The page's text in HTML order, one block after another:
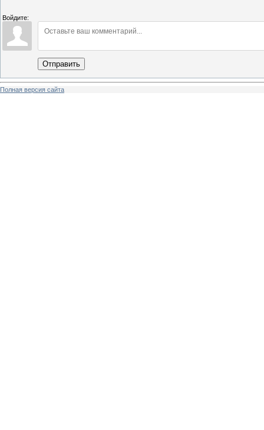
Войдите:
Отправить
Полная версия сайта